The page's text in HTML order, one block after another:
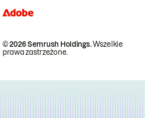
© 2026 Semrush Holdings.Wszelkie
prawa zastrzeżone.